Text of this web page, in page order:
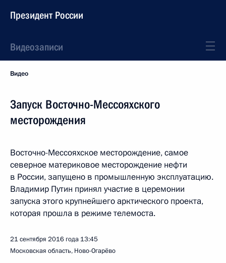
Президент России
Видеозаписи
Видео
Запуск Восточно-Мессояхского
месторождения
Восточно-Мессояхское месторождение, самое
северное материковое месторождение нефти
в России, запущено в промышленную эксплуатацию.
Владимир Путин принял участие в церемонии
запуска этого крупнейшего арктического проекта,
которая прошла в режиме телемоста.
21 сентября 2016 года 13:45
Московская область, Ново-Огарёво